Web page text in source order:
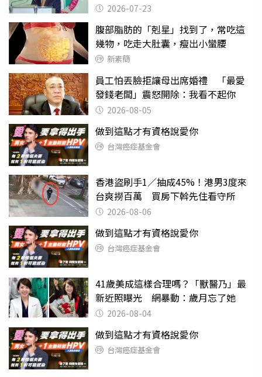
2026-07-23
腹部脂肪的「剋星」找到了，常吃這
幾物，吃走大肚囊，瘦出小蠻腰
新素簡
員工怕丟臉拒讓母出席婚禮 「最愛
發錢老闆」震怒開除：我看不起你
2026-08-05
做到這點才有資格說愛你
台灣癌症基金會
香港盜刷手1／抽成45%！港男3度來
台爽撈百萬 買房下斡先住看守所
2026-08-06
做到這點才有資格說愛你
台灣癌症基金會
41歲美成這樣合理嗎？「獸醫乃」最
新近照曝光 網暴動：歲月忘了她
2026-08-04
做到這點才有資格說愛你
台灣癌症基金會